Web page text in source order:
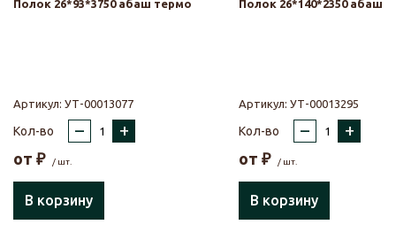
Полок 26*93*3750 абаш термо
Артикул: УТ-00013077
Кол-во – +
от ₽ / шт.
В корзину
Полок 26*140*2350 абаш
Артикул: УТ-00013295
Кол-во – +
от ₽ / шт.
В корзину